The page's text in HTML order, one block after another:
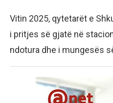
Vitin 2025, qytetarët e
i pritjes së gjatë në
ndotura dhe i mungesës